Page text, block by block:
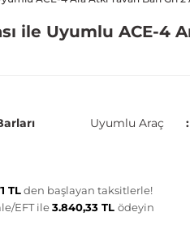
ile Uyumlu ACE-4
Uyumlu Araç
TLden başlayan taksitlerle!
EFT ile3.840,33 TL ödeyin